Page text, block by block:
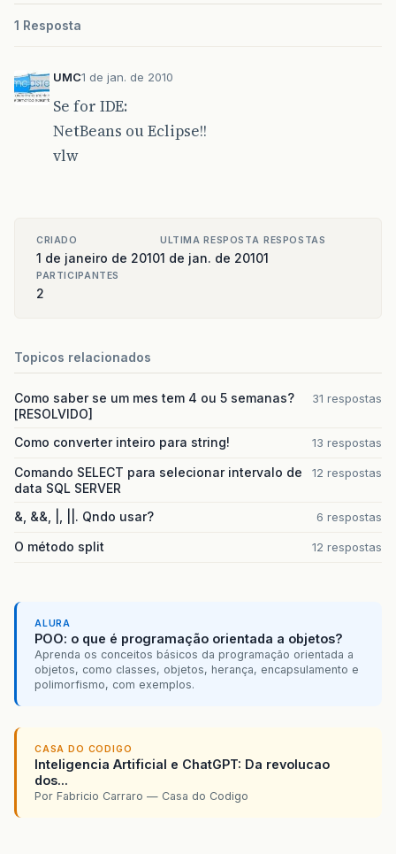
1 Resposta
UMC1 de jan. de 2010
Se for IDE:
NetBeans ou Eclipse!!
vlw
CRIADO
1 de janeiro de 2010
ULTIMA RESPOSTA
1 de jan. de 2010
RESPOSTAS
1
PARTICIPANTES
2
Topicos relacionados
Como saber se um mes tem 4 ou 5 semanas?
[RESOLVIDO]
31 respostas
Como converter inteiro para string! 13 respostas
Comando SELECT para selecionar intervalo de
data SQL SERVER
12 respostas
&, &&, |, ||. Qndo usar? 6 respostas
O método split 12 respostas
ALURA
POO: o que é programação orientada a objetos?
Aprenda os conceitos básicos da programação orientada a
objetos, como classes, objetos, herança, encapsulamento e
polimorfismo, com exemplos.
CASA DO CODIGO
Inteligencia Artificial e ChatGPT: Da revolucao
dos...
Por Fabricio Carraro — Casa do Codigo